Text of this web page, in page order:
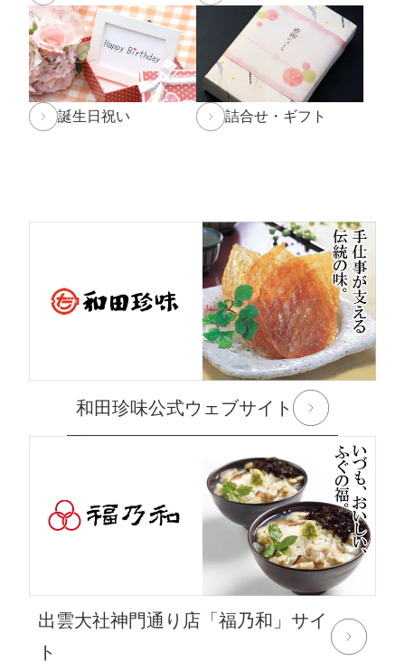
2024年9月30日【重要】配送料改定のお知らせ
2024年8月30日 大感謝祭「秋のうまいもん」開催中！
2024年8月27日 【和田珍味本店・福乃和からのお知ら
せ[訂正]】
なお、台風の進路によっては29日(木)・30日(金)の営業
時間を変更する場合がございます。
ご来店予定の方は随時お知らせをご確認頂けますと幸い
2024年7月30日 【お盆期間の発送に関するご案内】
お盆休みに伴い、下記の期間中はお荷物のご到着日とし
あらかじめご了承ください。
対象期間：2024年8月12日(月)～8月20日(火)
なお、ご注文は随時受け付けておりますので、いつでも
2024年6月10日使えるニュース ランチバッグ様にてふ
ぐみそを紹介して頂きました
和田珍味「夏ギフト特集」開催中！
2024年5月15日 【本店カフェイベントのお知らせ】
大人気ソフトクリームを味わう「サンデーフェア」開催
中！
誕生日祝い 詰合せ・ギフト
和田珍味公式ウェブサイト
出雲大社神門通り店「福乃和」サイ
ト